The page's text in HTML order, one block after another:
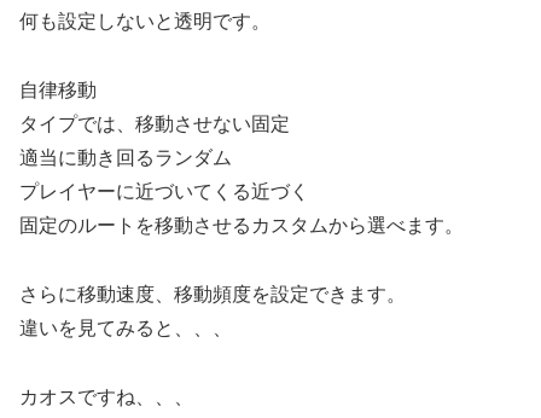
何も設定しないと透明です。
自律移動
タイプでは、移動させない固定
適当に動き回るランダム
プレイヤーに近づいてくる近づく
固定のルートを移動させるカスタムから選べます。
さらに移動速度、移動頻度を設定できます。
違いを見てみると、、、
カオスですね、、、